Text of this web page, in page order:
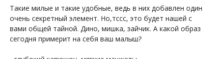
Такие милые и такие удобные, ведь в них добавлен один
очень секретный элемент. Но,тссс, это будет нашей с
вами общей тайной. Дино, мишка, зайчик. А какой образ
сегодня примерит на себя ваш малыш?